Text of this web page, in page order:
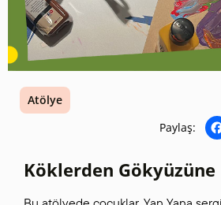
MÜZESI
ATATÜRK
SANAT GALERILERI
KÜLTÜREL MIRASA
DESTEK
Atölye
Paylaş:
Köklerden Gökyüzüne